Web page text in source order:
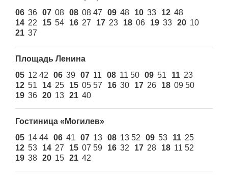
06 36 07 08 08 08 47 09 48 10 33 12 48
14 22 15 54 16 27 17 23 18 06 19 33 20 10
21 37
Площадь Ленина
05 12 42 06 39 07 11 08 11 50 09 51 11 23
12 51 14 25 15 05 57 16 30 17 26 18 09 50
19 36 20 13 21 40
Гостиница «Могилев»
05 14 44 06 41 07 13 08 13 52 09 53 11 25
12 53 14 27 15 07 59 16 32 17 28 18 11 52
19 38 20 15 21 42